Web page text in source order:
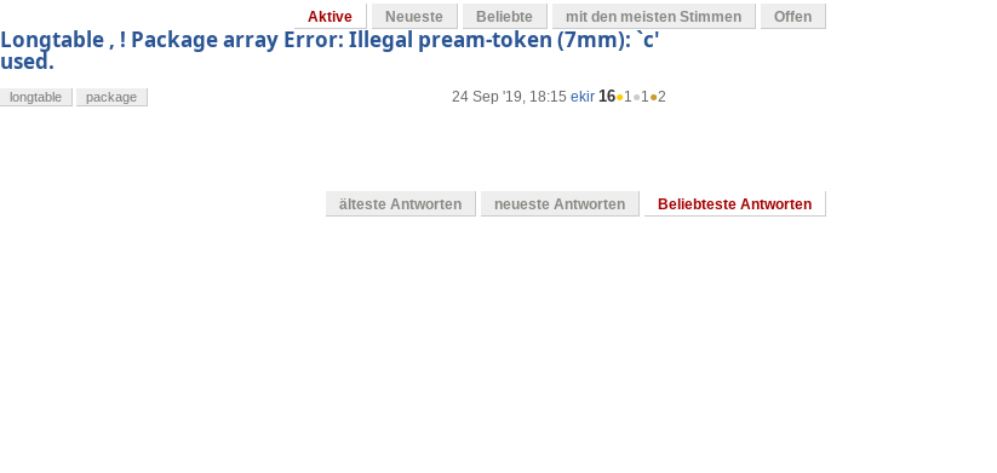
Aktive Neueste Beliebte mit den meisten Stimmen Offen
Longtable , ! Package array Error: Illegal pream-token (7mm): `c'
used.
24 Sep '19, 18:15 ekir 16●1●1●2
longtable package
älteste Antworten neueste Antworten Beliebteste Antworten